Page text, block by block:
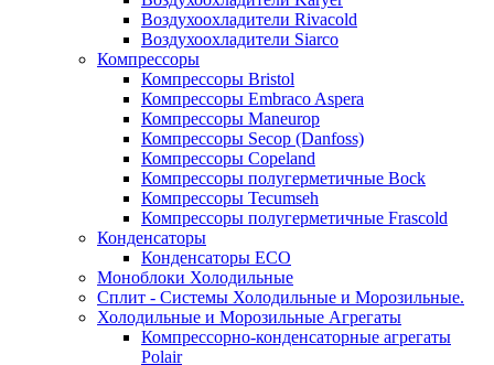
Воздухоохладители Rivacold
Воздухоохладители Siarco
Компрессоры
Компрессоры Bristol
Компрессоры Embraco Aspera
Компрессоры Maneurop
Компрессоры Secop (Danfoss)
Компрессоры Copeland
Компрессоры полугерметичные Bock
Компрессоры Tecumseh
Компрессоры полугерметичные Frascold
Конденсаторы
Конденсаторы ECO
Моноблоки Холодильные
Сплит - Системы Холодильные и Морозильные.
Холодильные и Морозильные Агрегаты
Компрессорно-конденсаторные агрегаты
Polair